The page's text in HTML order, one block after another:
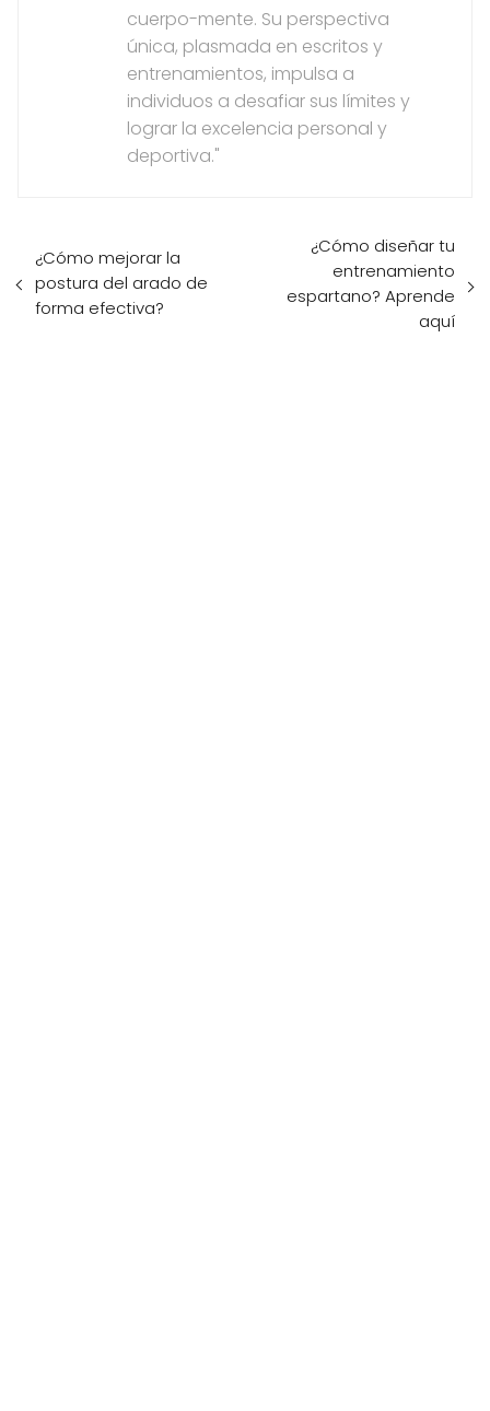
cuerpo-mente. Su perspectiva
única, plasmada en escritos y
entrenamientos, impulsa a
individuos a desafiar sus límites y
lograr la excelencia personal y
deportiva."
¿Cómo mejorar la
postura del arado de
forma efectiva?
¿Cómo diseñar tu
entrenamiento
espartano? Aprende
aquí